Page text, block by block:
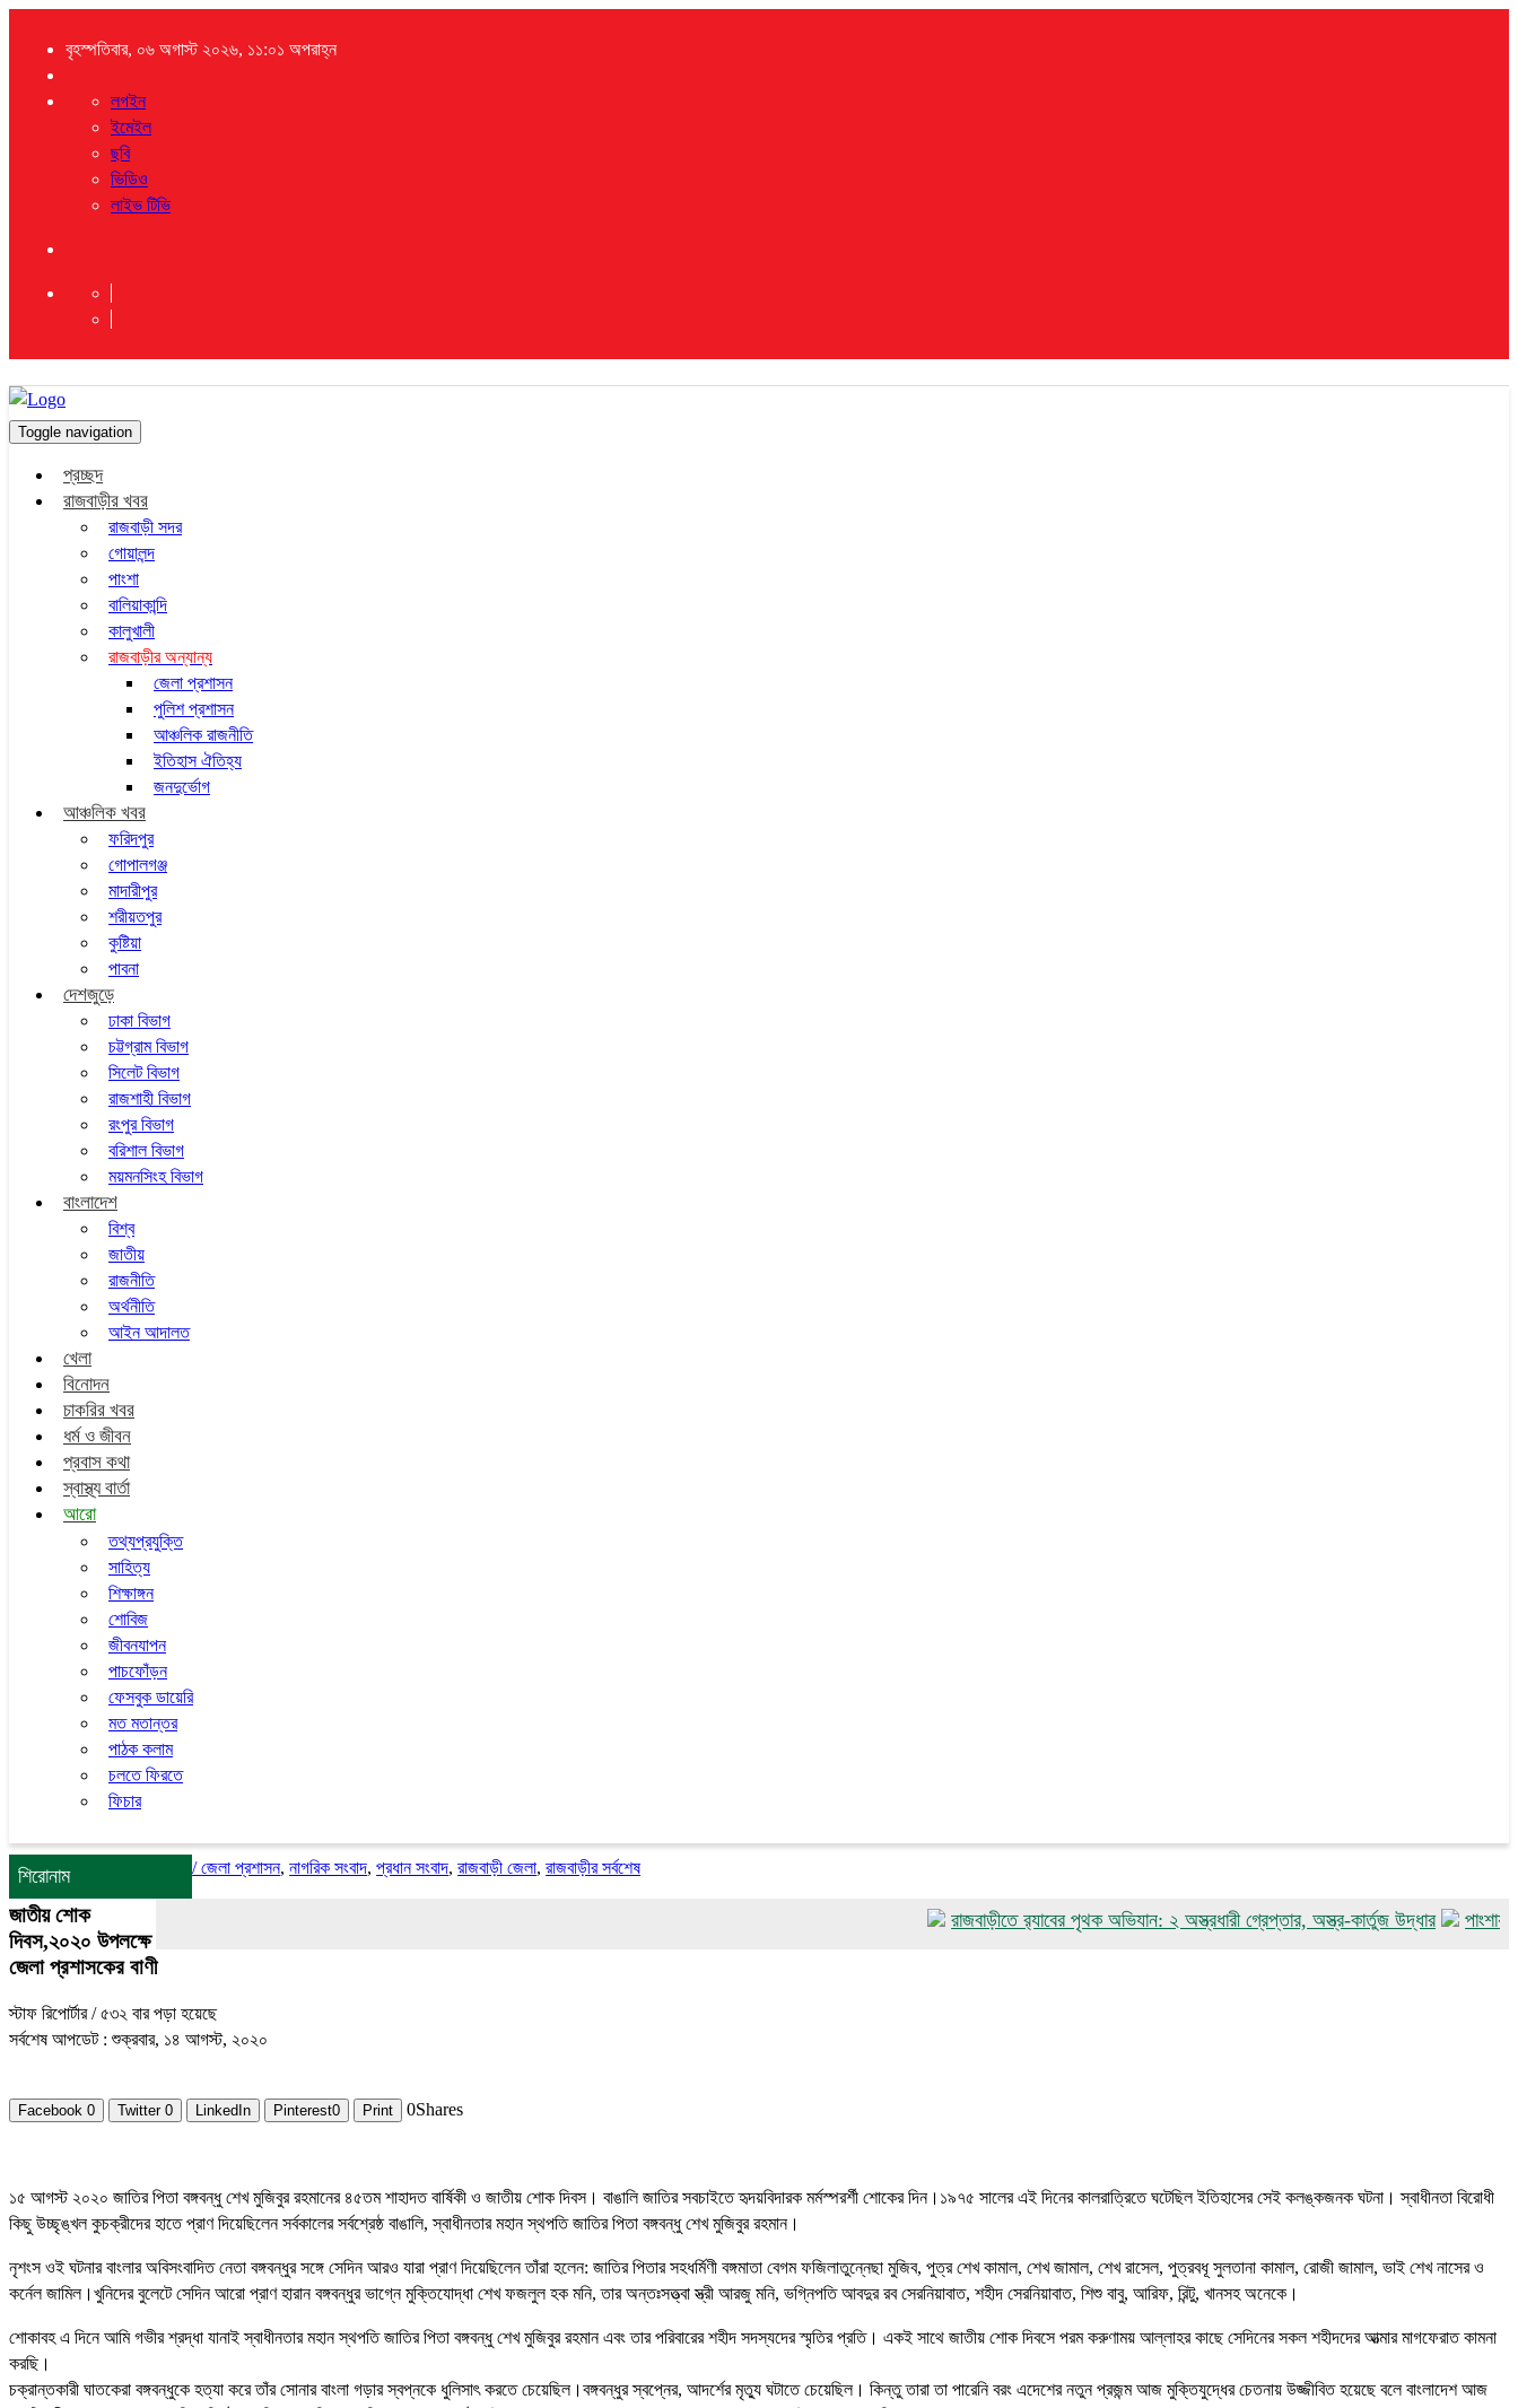
বৃহস্পতিবার, ০৬ অগাস্ট ২০২৬, ১১:০১ অপরাহ্ন
লগইন
ইমেইল
ছবি
ভিডিও
লাইভ টিভি
Toggle navigation
প্রচ্ছদ
রাজবাড়ীর খবর
রাজবাড়ী সদর
গোয়ালন্দ
পাংশা
বালিয়াকান্দি
কালুখালী
রাজবাড়ীর অন্যান্য
জেলা প্রশাসন
পুলিশ প্রশাসন
আঞ্চলিক রাজনীতি
ইতিহাস ঐতিহ্য
জনদুর্ভোগ
আঞ্চলিক খবর
ফরিদপুর
গোপালগঞ্জ
মাদারীপুর
শরীয়তপুর
কুষ্টিয়া
পাবনা
দেশজুড়ে
ঢাকা বিভাগ
চট্টগ্রাম বিভাগ
সিলেট বিভাগ
রাজশাহী বিভাগ
রংপুর বিভাগ
বরিশাল বিভাগ
ময়মনসিংহ বিভাগ
বাংলাদেশ
বিশ্ব
জাতীয়
রাজনীতি
অর্থনীতি
আইন আদালত
খেলা
বিনোদন
চাকরির খবর
ধর্ম ও জীবন
প্রবাস কথা
স্বাস্থ্য বার্তা
আরো
তথ্যপ্রযুক্তি
সাহিত্য
শিক্ষাঙ্গন
শোবিজ
জীবনযাপন
পাচফোঁড়ন
ফেসবুক ডায়েরি
মত মতান্তর
পাঠক কলাম
চলতে ফিরতে
ফিচার
শিরোনাম
রাজবাড়ীতে র‌্যাবের পৃথক অভিযান: ২ অস্ত্রধারী গ্রেপ্তার, অস্ত্র-কার্তুজ উদ্ধার
পাংশায়
/জেলা প্রশাসন,নাগরিক সংবাদ,প্রধান সংবাদ,রাজবাড়ী জেলা,রাজবাড়ীর সর্বশেষ
জাতীয় শোক
দিবস,২০২০ উপলক্ষে
জেলা প্রশাসকের বাণী
স্টাফ রিপোর্টার/ ৫৩২ বার পড়া হয়েছে
সর্বশেষ আপডেট : শুক্রবার, ১৪ আগস্ট, ২০২০
Facebook 0 Twitter 0 LinkedIn Pinterest0 Print 0Shares
১৫ আগস্ট ২০২০ জাতির পিতা বঙ্গবন্ধু শেখ মুজিবুর রহমানের ৪৫তম শাহাদত বার্ষিকী ও জাতীয় শোক দিবস। বাঙালি জাতির সবচাইতে হৃদয়বিদারক মর্মস্পরর্শী শোকের দিন।১৯৭৫ সালের এই দিনের কালরাত্রিতে ঘটেছিল ইতিহাসের সেই কলঙ্কজনক ঘটনা। স্বাধীনতা বিরোধী
কিছু উচ্ছৃঙ্খল কুচক্রীদের হাতে প্রাণ দিয়েছিলেন সর্বকালের সর্বশ্রেষ্ঠ বাঙালি, স্বাধীনতার মহান স্থপতি জাতির পিতা বঙ্গবন্ধু শেখ মুজিবুর রহমান।
নৃশংস ওই ঘটনার বাংলার অবিসংবাদিত নেতা বঙ্গবন্ধুর সঙ্গে সেদিন আরও যারা প্রাণ দিয়েছিলেন তাঁরা হলেন: জাতির পিতার সহধর্মিণী বঙ্গমাতা বেগম ফজিলাতুন্নেছা মুজিব, পুত্র শেখ কামাল, শেখ জামাল, শেখ রাসেল, পুত্রবধূ সুলতানা কামাল, রোজী জামাল, ভাই শেখ নাসের ও
কর্নেল জামিল।খুনিদের বুলেটে সেদিন আরো প্রাণ হারান বঙ্গবন্ধুর ভাগ্নে মুক্তিযোদ্ধা শেখ ফজলুল হক মনি, তার অন্তঃসত্ত্বা স্ত্রী আরজু মনি, ভগ্নিপতি আবদুর রব সেরনিয়াবাত, শহীদ সেরনিয়াবাত, শিশু বাবু, আরিফ, রিন্টু, খানসহ অনেকে।
শোকাবহ এ দিনে আমি গভীর শ্রদ্ধা যানাই স্বাধীনতার মহান স্থপতি জাতির পিতা বঙ্গবন্ধু শেখ মুজিবুর রহমান এবং তার পরিবারের শহীদ সদস্যদের স্মৃতির প্রতি। একই সাথে জাতীয় শোক দিবসে পরম করুণাময় আল্লাহর কাছে সেদিনের সকল শহীদদের আত্মার মাগফেরাত কামনা
করছি।
চক্রান্তকারী ঘাতকেরা বঙ্গবন্ধুকে হত্যা করে তাঁর সোনার বাংলা গড়ার স্বপ্নকে ধুলিসাৎ করতে চেয়েছিল।বঙ্গবন্ধুর স্বপ্নের, আদর্শের মৃত্যু ঘটাতে চেয়েছিল। কিন্তু তারা তা পারেনি বরং এদেশের নতুন প্রজন্ম আজ মুক্তিযুদ্ধের চেতনায় উজ্জীবিত হয়েছে বলে বাংলাদেশ আজ